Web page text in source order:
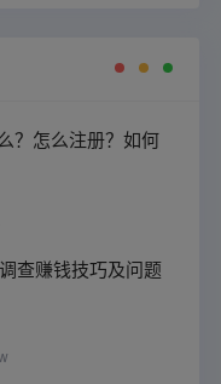
？怎么注册？如何
查赚钱技巧及问题